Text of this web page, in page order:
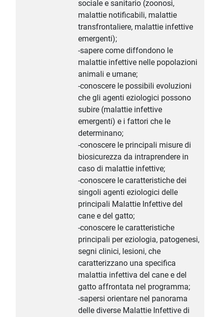
sociale e sanitario (zoonosi,
malattie notificabili, malattie
transfrontaliere, malattie infettive
emergenti);
-sapere come diffondono le
malattie infettive nelle popolazioni
animali e umane;
-conoscere le possibili evoluzioni
che gli agenti eziologici possono
subire (malattie infettive
emergenti) e i fattori che le
determinano;
-conoscere le principali misure di
biosicurezza da intraprendere in
caso di malattie infettive;
-conoscere le caratteristiche dei
singoli agenti eziologici delle
principali Malattie Infettive del
cane e del gatto;
-conoscere le caratteristiche
principali per eziologia, patogenesi,
segni clinici, lesioni, che
caratterizzano una specifica
malattia infettiva del cane e del
gatto affrontata nel programma;
-sapersi orientare nel panorama
delle diverse Malattie Infettive di